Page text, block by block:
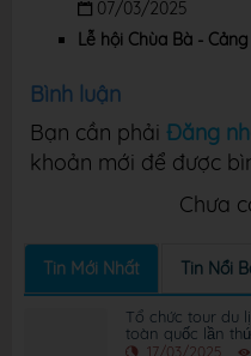
07/03/2025
Lễ hội Chùa Bà -
Bình luận
Bạn cần phải Đăng
khoản mới để được
Chưa
Tin Mới Nhất Tin Nổi
Tổ chức tour du
toàn quốc lần
17/03/2025